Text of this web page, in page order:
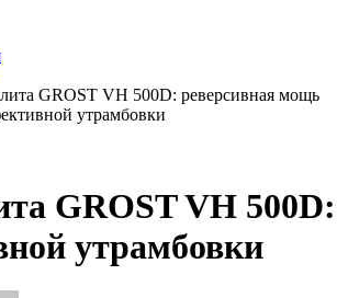
GROST VH 500D: реверсивная мощь
утрамбовки
GROST VH
утрамбовки